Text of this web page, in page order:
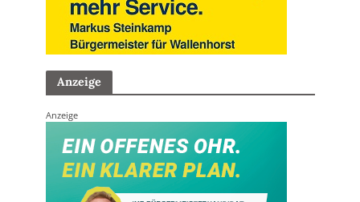
Anzeige
Anzeige